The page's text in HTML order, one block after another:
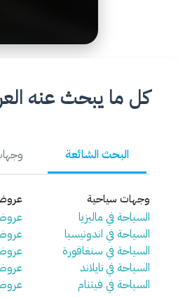
كل ما يبحث عنه
البحث الشائعة
وجهات سياحية
السياحة في ماليزيا
السياحة في اندونيسيا
السياحة في سنغافورة
السياحة في تايلاند
السياحة في فيتنام